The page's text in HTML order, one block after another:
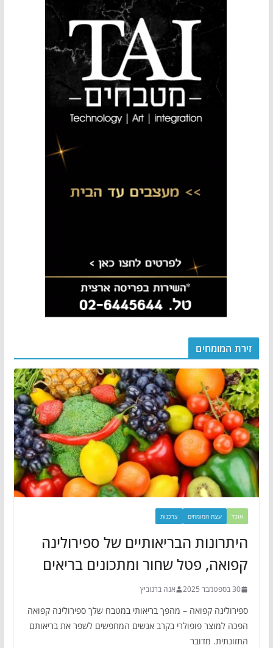
זירת המומחים
אוכל עצת המומחים צרכנות
היתרונות הבריאותיים של ספירולינה
קפואה, פטל שחור ומתכונים בריאים
30 בספטמבר 2025 אנה ברנוביץ
ספירולינה קפואה – מהפך בריאותי במטבח שלך ספירולינה קפואה
הפכה למוצר פופולרי בקרב אנשים המחפשים לשפר את בריאותם
התזונתית. מדובר